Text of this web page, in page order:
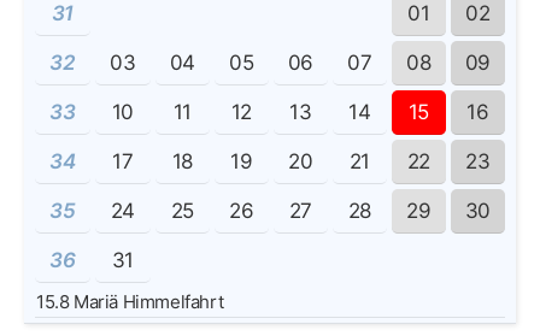
31 01 02
32 03 04 05 06 07 08 09
33 10 11 12 13 14 15 16
34 17 18 19 20 21 22 23
35 24 25 26 27 28 29 30
36 31
15.8Mariä Himmelfahrt